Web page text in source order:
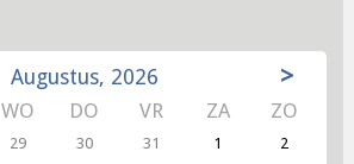
Augustus, 2026 >
WO DO VR ZA ZO
29 30 31 1
2